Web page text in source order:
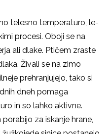
telesno temperaturo, le-
procesi. Oboji se na
ali dlake. Ptičem zraste
Živali se na zimo
prehranjujejo, tako si
dneh pomaga
in so lahko aktivne.
za iskanje hrane,